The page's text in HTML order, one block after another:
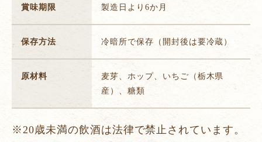
賞味期限 製造日より6か月
保存方法 冷暗所で保存（開封後は要冷蔵）
原材料
麦芽、ホップ、いちご（栃木県
産）、糖類
※20歳未満の飲酒は法律で禁止されています。